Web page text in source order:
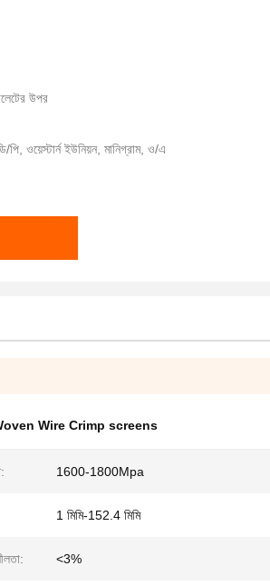
উপর
ওয়েস্টার্ন ইউনিয়ন, মানিগ্রাম, ও/এ
Woven Wire Crimp screens
1600-1800Mpa
1 মিমি-152.4 মিমি
<3%